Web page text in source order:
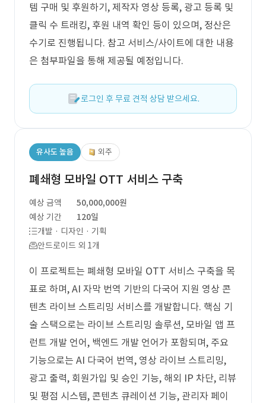
템 구매 및 후원하기, 제작자 영상 등록, 광고 등록 및
클릭 수 트래킹, 후원 내역 확인 등이 있으며, 정산은
수기로 진행됩니다. 참고 서비스/사이트에 대한 내용
은 첨부파일을 통해 제공될 예정입니다.
로그인 후 무료 견적 상담 받으세요.
유사도 높음 외주
폐쇄형 모바일 OTT 서비스 구축
예상 금액
50,000,000원
예상 기간
120일
개발 · 디자인 · 기획
안드로이드 외 1개
이 프로젝트는 폐쇄형 모바일 OTT 서비스 구축을 목
표로 하며, AI 자막 번역 기반의 다국어 지원 영상 콘
텐츠 라이브 스트리밍 서비스를 개발합니다. 핵심 기
술 스택으로는 라이브 스트리밍 솔루션, 모바일 앱 프
런트 개발 언어, 백엔드 개발 언어가 포함되며, 주요
기능으로는 AI 다국어 번역, 영상 라이브 스트리밍,
광고 출력, 회원가입 및 승인 기능, 해외 IP 차단, 리뷰
및 평점 시스템, 콘텐츠 큐레이션 기능, 관리자 페이